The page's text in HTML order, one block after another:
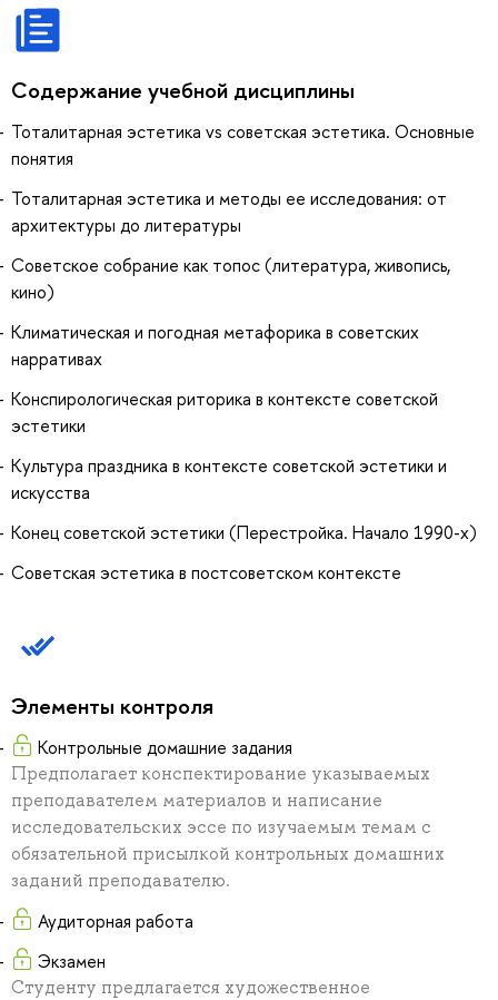
Содержание учебной дисциплины
Тоталитарная эстетика vs советская эстетика. Основные
понятия
Тоталитарная эстетика и методы ее исследования: от
архитектуры до литературы
Советское собрание как топос (литература, живопись,
кино)
Климатическая и погодная метафорика в советских
нарративах
Конспирологическая риторика в контексте советской
эстетики
Культура праздника в контексте советской эстетики и
искусства
Конец советской эстетики (Перестройка. Начало 1990-х)
Советская эстетика в постсоветском контексте
Элементы контроля
Контрольные домашние задания
Предполагает конспектирование указываемых
преподавателем материалов и написание
исследовательских эссе по изучаемым темам с
обязательной присылкой контрольных домашних
заданий преподавателю.
Аудиторная работа
Экзамен
Студенту предлагается художественное